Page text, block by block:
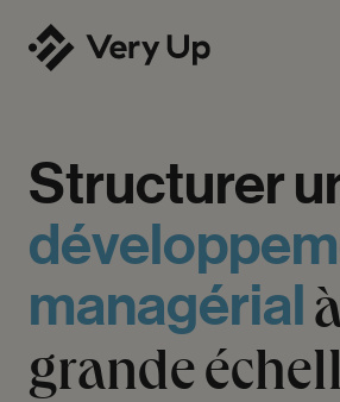
Structurer
managérialà
grande